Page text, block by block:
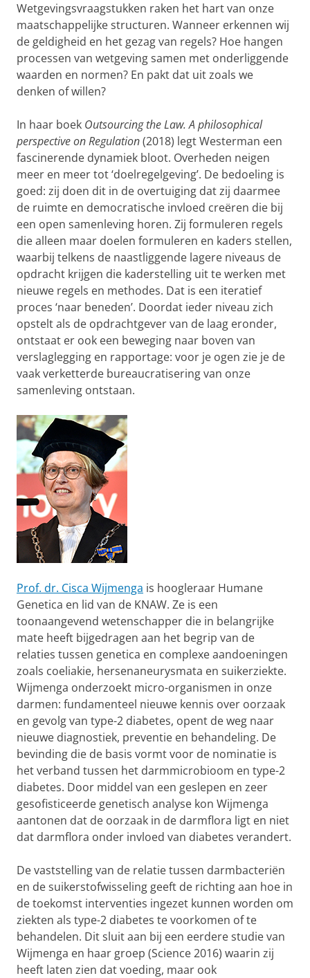
Wetgevingsvraagstukken raken het hart van onze
maatschappelijke structuren. Wanneer erkennen wij
de geldigheid en het gezag van regels? Hoe hangen
processen van wetgeving samen met onderliggende
waarden en normen? En pakt dat uit zoals we
denken of willen?
In haar boek Outsourcing the Law. A philosophical
perspective on Regulation(2018) legt Westerman een
fascinerende dynamiek bloot. Overheden neigen
meer en meer tot ‘doelregelgeving’. De bedoeling is
goed: zij doen dit in de overtuiging dat zij daarmee
de ruimte en democratische invloed creëren die bij
een open samenleving horen. Zij formuleren regels
die alleen maar doelen formuleren en kaders stellen,
waarbij telkens de naastliggende lagere niveaus de
opdracht krijgen die kaderstelling uit te werken met
nieuwe regels en methodes. Dat is een iteratief
proces ‘naar beneden’. Doordat ieder niveau zich
opstelt als de opdrachtgever van de laag eronder,
ontstaat er ook een beweging naar boven van
verslaglegging en rapportage: voor je ogen zie je de
vaak verketterde bureaucratisering van onze
samenleving ontstaan.
Prof. dr. Cisca Wijmenga is hoogleraar Humane
Genetica en lid van de KNAW. Ze is een
toonaangevend wetenschapper die in belangrijke
mate heeft bijgedragen aan het begrip van de
relaties tussen genetica en complexe aandoeningen
zoals coeliakie, hersenaneurysmata en suikerziekte.
Wijmenga onderzoekt micro-organismen in onze
darmen: fundamenteel nieuwe kennis over oorzaak
en gevolg van type-2 diabetes, opent de weg naar
nieuwe diagnostiek, preventie en behandeling. De
bevinding die de basis vormt voor de nominatie is
het verband tussen het darmmicrobioom en type-2
diabetes. Door middel van een geslepen en zeer
gesofisticeerde genetisch analyse kon Wijmenga
aantonen dat de oorzaak in de darmflora ligt en niet
dat darmflora onder invloed van diabetes verandert.
De vaststelling van de relatie tussen darmbacteriën
en de suikerstofwisseling geeft de richting aan hoe in
de toekomst interventies ingezet kunnen worden om
ziekten als type-2 diabetes te voorkomen of te
behandelen. Dit sluit aan bij een eerdere studie van
Wijmenga en haar groep (Science 2016) waarin zij
heeft laten zien dat voeding, maar ook